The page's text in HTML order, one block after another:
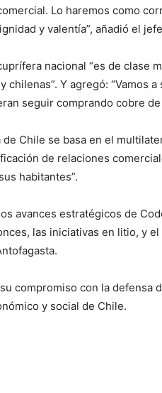
Lo haremos como
y valentía”, añadió el
nacional “es de clase
Y agregó: “Vamos
seguir comprando cobre de
Chile se basa en el
de relaciones
habitantes”.
avances estratégicos de
las iniciativas en litio, y
compromiso con la defensa
y social de Chile.